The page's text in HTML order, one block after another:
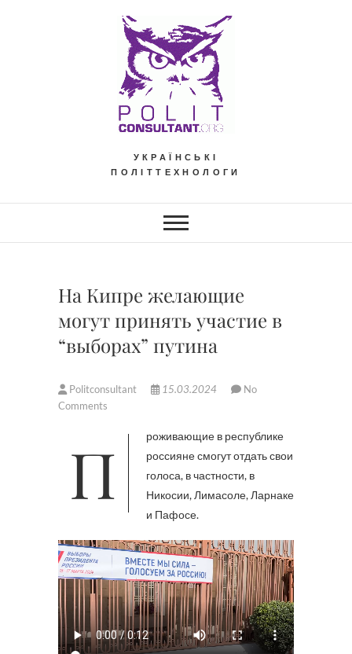
УКРАЇНСЬКІ
ПОЛІТТЕХНОЛОГИ
На Кипре желающие
могут принять участие в
“выборах” путина
Politconsultant 15.03.2024
No
Comments
Проживающие в республике
россияне смогут отдать свои
голоса, в частности, в
Никосии, Лимасоле, Ларнаке
и Пафосе.